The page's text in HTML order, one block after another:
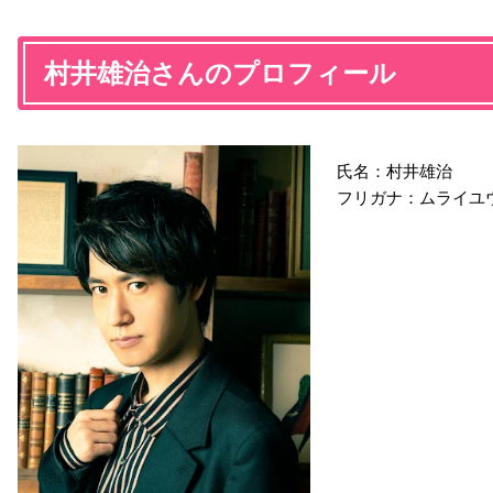
村井雄治さんのプロフィール
氏名：村井雄治
フリガナ：ムライユ